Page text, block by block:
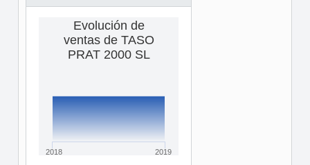
Evolución de
ventas de TASO
PRAT 2000 SL
2018 2019